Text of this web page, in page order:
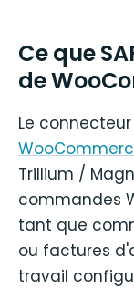
Ce que
de
Le connecteur
Trillium /
commandes
tant que
ou factures
travail